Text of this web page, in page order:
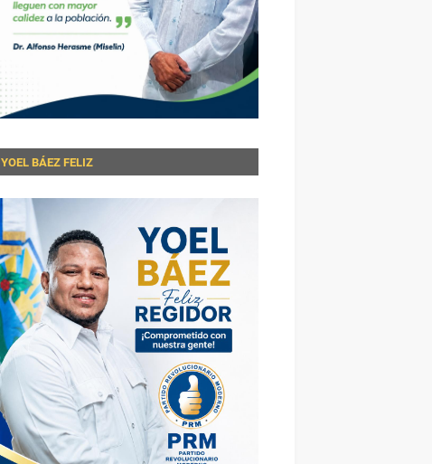
YOEL BÁEZ FELIZ